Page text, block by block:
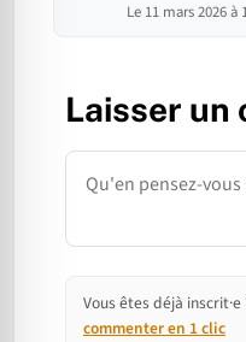
Le 11 mars 2026 à
Laisser un
Commentaire
Vous êtes déjà inscrit·e
commenter en 1 clic